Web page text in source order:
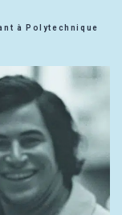
à Polytechnique